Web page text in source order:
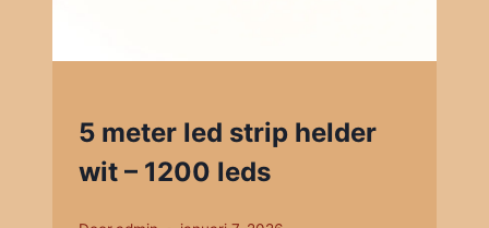
5 meter led strip helder
wit – 1200 leds